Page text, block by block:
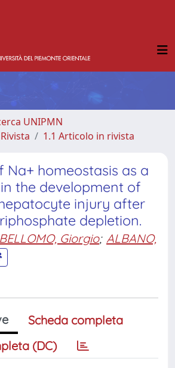
UNIPMN
1.1 Articolo in rivista
Na+ homeostasis as a
the development of
injury after
depletion.
BELLOMO, Giorgio; ALBANO,
Scheda completa
(DC)